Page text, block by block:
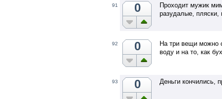
91 0
Проходит мужик
разудалые, пляски,
92 0
На три вещи можно
воду и на то, как
93 0 Деньги кончились,